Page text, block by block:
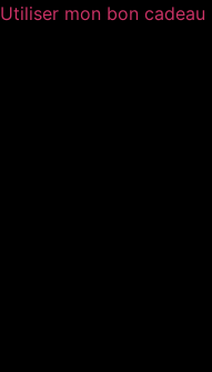
Utiliser mon bon cadeau